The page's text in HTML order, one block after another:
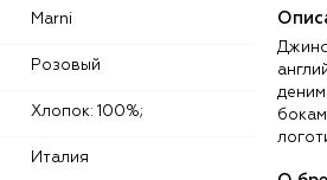
Marni
Розовый
Хлопок: 100%;
Италия